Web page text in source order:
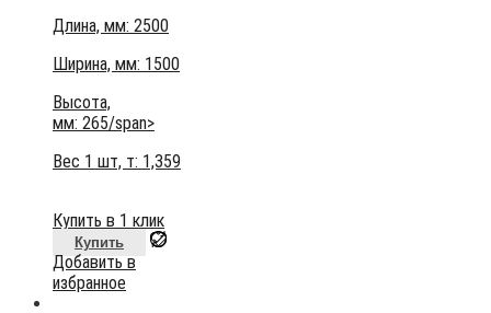
Длина, мм: 2500
Ширина, мм: 1500
Высота,
мм: 265/span>
Вес 1 шт, т: 1,359
Купить в 1 клик
Купить
Добавить в
избранное